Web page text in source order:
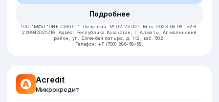
Подробнее
ТОО "МФО "ONE CREDIT". Лицензия: № 02.23.0011.M от 2023-06-08.
БИН:
220940025716. Адрес: Республика Казахстан, г. Алматы, Алмалинский
район, ул. Богенбай батыра, д. 142, каб. 502.
Телефон: +7 (700) 888-58-58.
Acredit
Микрокредит